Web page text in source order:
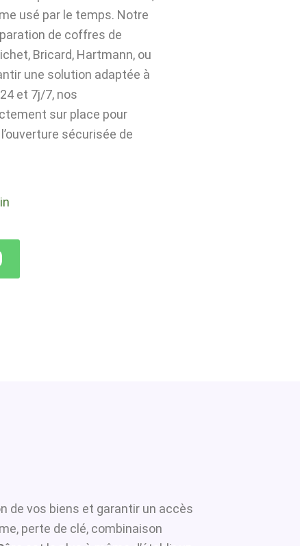
usé par le temps. Notre
de coffres de
Bricard, Hartmann, ou
une solution adaptée à
et 7j/7, nos
sur place pour
sécurisée de
de vos biens et garantir un accès
perte de clé, combinaison